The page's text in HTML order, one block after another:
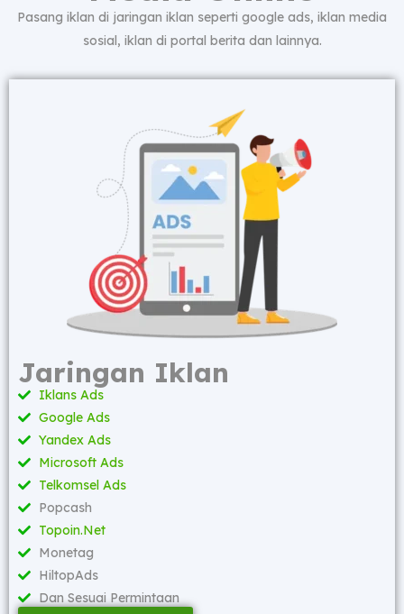
Pasang iklan di jaringan iklan seperti google ads, iklan media
sosial, iklan di portal berita dan lainnya.
Jaringan Iklan
Iklans Ads
Google Ads
Yandex Ads
Microsoft Ads
Telkomsel Ads
Popcash
Topoin.Net
Monetag
HiltopAds
Dan Sesuai Permintaan